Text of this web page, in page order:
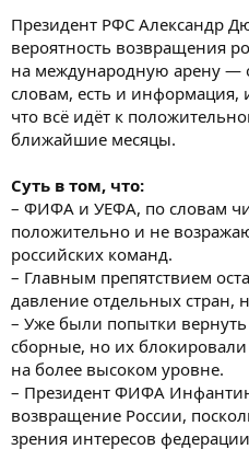
Президент РФС Александр
вероятность возвращения
на международную арену —
словам, есть и информация,
что всё идёт к
ближайшие месяцы.
Суть в том, что:
– ФИФА и УЕФА, по словам
положительно и не
российских команд.
– Главным препятствием
давление отдельных стран,
– Уже были попытки
сборные, но их
на более высоком уровне.
– Президент ФИФА
возвращение России,
зрения интересов